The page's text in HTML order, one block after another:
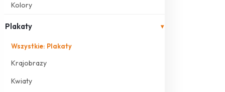
Kolory
Plakaty ▾
Wszystkie: Plakaty
Krajobrazy
Kwiaty